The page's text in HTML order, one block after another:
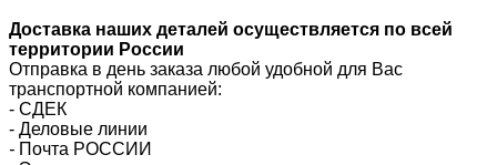
Доставка наших деталей осуществляется по всей
территории России
Отправка в день заказа любой удобной для Вас
транспортной компанией:
- СДЕК
- Деловые линии
- Почта РОССИИ